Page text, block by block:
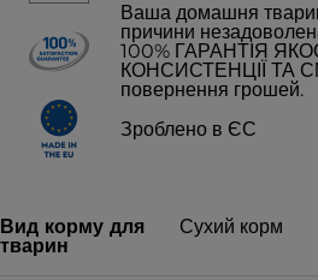
Ваша домашня
причини
100% ГАРАНТІЯ
КОНСИСТЕНЦІЇ ТА
повернення грошей.
Зроблено в ЄС
Вид корму для
тварин
Сухий корм